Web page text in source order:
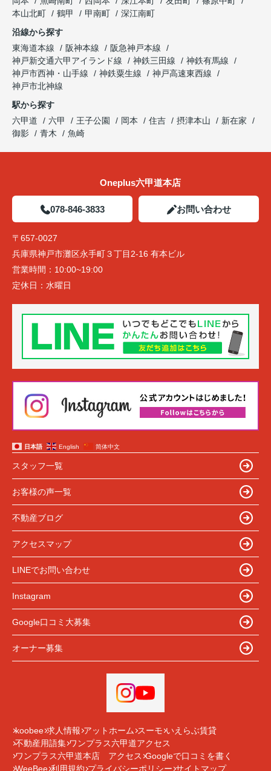
本山北町
鶴甲 甲南町
深江南町
沿線から探す
東海道本線
阪神本線
阪急神戸本線
神戸新交通六甲アイランド線
神鉄三田線
神鉄有馬線
神戸市西神・山手線
神鉄粟生線
神戸高速東西線
神戸市北神線
駅から探す
六甲道
六甲 王子公園 岡本 住吉 摂津本山
新在家
御影
青木 魚崎
Oneplus六甲道本店
078-846-3833 お問い合わせ
〒657-0027
兵庫県神戸市灘区永手町３丁目2-16 有本ビル
営業時間： 10:00~19:00
定休日： 水曜日
日本語 English 简体中文
スタッフ一覧
お客様の声一覧
不動産ブログ
アクセスマップ
LINEでお問い合わせ
Instagram
Google口コミ大募集
オーナー募集
koobee 求人情報 アットホーム スーモ いえらぶ賃貸
不動産用語集 ワンプラス六甲道アクセス
ワンプラス六甲道本店 アクセス Googleで口コミを書く
WeeBee 利用規約 プライバシーポリシー サイトマップ